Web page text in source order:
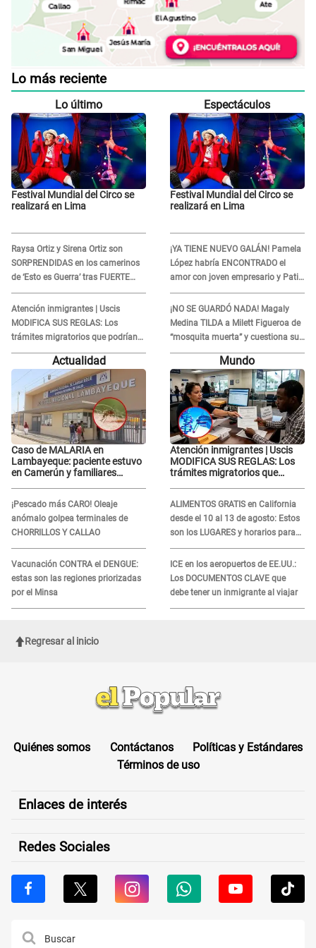
Lo más reciente
Lo último
Festival Mundial del Circo se
realizará en Lima
Raysa Ortiz y Sirena Ortiz son
SORPRENDIDAS en los camerinos
de ‘Esto es Guerra’ tras FUERTE
ENFRENTAMIENTO con Gabriel
Moisés: “Gracias”
Atención inmigrantes | Uscis
MODIFICA SUS REGLAS: Los
trámites migratorios que podrían
necesitar tu prueba de ADN
Espectáculos
Festival Mundial del Circo se
realizará en Lima
¡YA TIENE NUEVO GALÁN! Pamela
López habría ENCONTRADO el
amor con joven empresario y Pati
Lorena la ECHA en VIVO
¡NO SE GUARDÓ NADA! Magaly
Medina TILDA a Milett Figueroa de
“mosquita muerta” y cuestiona su
RECONCILIACIÓN con Marcelo
Tinelli en TV argentina
Actualidad
Caso de MALARIA en
Lambayeque: paciente estuvo
en Camerún y familiares
¡Pescado más CARO! Oleaje
anómalo golpea terminales de
CHORRILLOS Y CALLAO
Vacunación CONTRA el DENGUE:
estas son las regiones priorizadas
por el Minsa
Mundo
Atención inmigrantes | Uscis
MODIFICA SUS REGLAS: Los
trámites migratorios que
ALIMENTOS GRATIS en California
desde el 10 al 13 de agosto: Estos
son los LUGARES y horarios para
recibir la ayuda
ICE en los aeropuertos de EE.UU.:
Los DOCUMENTOS CLAVE que
debe tener un inmigrante al viajar
Regresar al inicio
Quiénes somos Contáctanos
Políticas y Estándares
Términos de uso
Enlaces de interés
Redes Sociales